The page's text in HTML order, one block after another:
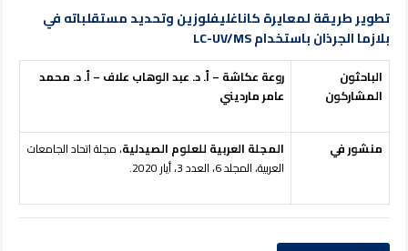
تطوير طريقة لمعايرة كاناغليفلوزين وتحديد مستقلباته في
بلازما الجرذان باستخدام LC-UV/MS
الباحثون
المشاركون
روعة عكاشة – أ. د. عبد الوهاب علاف – أ. د. محمد
عامر مارديني
منشور في المجلة العربية للعلوم الصيدلية، مجلة اتحاد الجامعات
العربية، المجلد 6، العدد 3، أيار 2020.